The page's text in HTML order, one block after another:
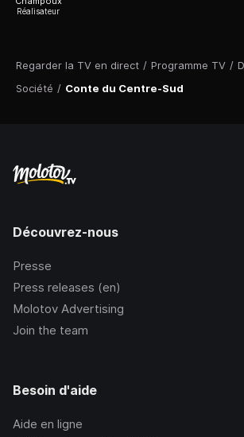
Regarder la TV en direct / Programme TV /
Société / Conte du Centre-Sud
Réalisateur
Découvrez-nous
Presse
Press releases (en)
Molotov Advertising
Join the team
Besoin d'aide
Aide en ligne